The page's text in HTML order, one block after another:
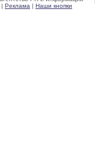
| Реклама | Наши кнопки